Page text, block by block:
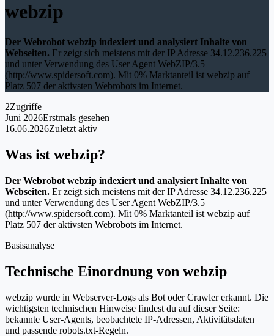
webzip
Der Webrobot webzip indexiert und analysiert Inhalte von
Webseiten. Er zeigt sich meistens mit der IP Adresse 34.12.236.225
und unter Verwendung des User Agent WebZIP/3.5
(http://www.spidersoft.com). Mit 0% Marktanteil ist webzip auf
Platz 507 der aktivsten Webrobots im Internet.
2Zugriffe
Juni 2026Erstmals gesehen
16.06.2026Zuletzt aktiv
Was ist webzip?
Der Webrobot webzip indexiert und analysiert Inhalte von
Webseiten. Er zeigt sich meistens mit der IP Adresse 34.12.236.225
und unter Verwendung des User Agent WebZIP/3.5
(http://www.spidersoft.com). Mit 0% Marktanteil ist webzip auf
Platz 507 der aktivsten Webrobots im Internet.
Basisanalyse
Technische Einordnung von webzip
webzip wurde in Webserver-Logs als Bot oder Crawler erkannt. Die
wichtigsten technischen Hinweise findest du auf dieser Seite:
bekannte User-Agents, beobachtete IP-Adressen, Aktivitätsdaten
und passende robots.txt-Regeln.